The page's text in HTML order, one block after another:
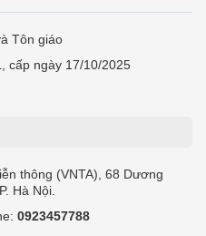
Tôn giáo
cấp ngày 17/10/2025
thông (VNTA), 68 Dương
Hà Nội.
0923457788